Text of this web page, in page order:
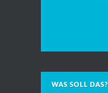
WAS SOLL DAS?